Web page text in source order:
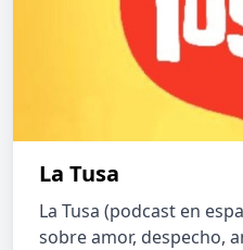
La Tusa
La Tusa (podcast en
sobre amor, despecho,